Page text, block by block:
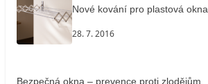
Nové kování pro plastová okna
28. 7. 2016
Bezpečná okna – prevence proti zlodějům